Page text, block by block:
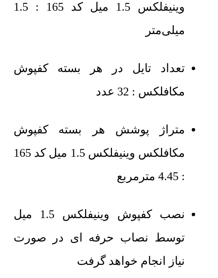
وینیفلکس 1.5 میل کد 165 : 1.5
میلی‌متر
تعداد تایل در هر بسته کفپوش
مکافلکس : 32 عدد
متراژ پوشش هر بسته کفپوش
مکافلکس وینیفلکس 1.5 میل کد 165
: 4.45 مترمربع
نصب کفپوش وینیفلکس 1.5 میل
توسط نصاب حرفه ای در صورت
نیاز انجام خواهد گرفت